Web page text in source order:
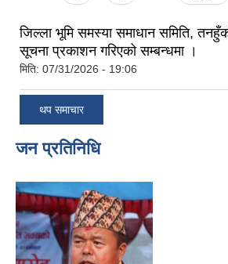
जिल्ला भूमि समस्या समाधान समिति,
सूचना प्रकाशन गरिएको सम्बन्धमा ।
मिति: 07/31/2026 - 19:06
थप समाचार
जन प्रतिनिधि